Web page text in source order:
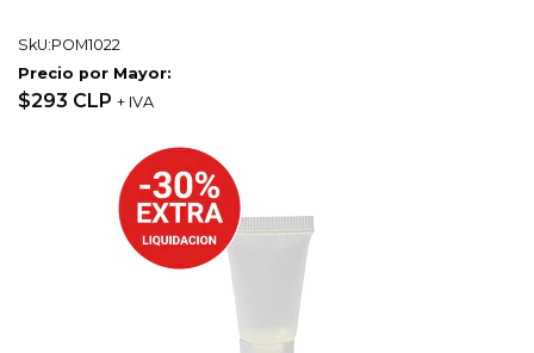
SkU:POM1022
Precio por Mayor:
$293 CLP + IVA